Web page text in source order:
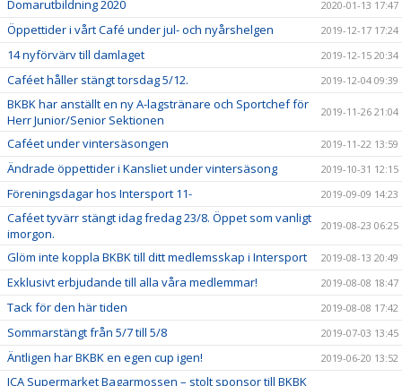
Domarutbildning 2020 2020-01-13 17:47
Öppettider i vårt Café under jul- och nyårshelgen 2019-12-17 17:24
14 nyförvärv till damlaget 2019-12-15 20:34
Caféet håller stängt torsdag 5/12. 2019-12-04 09:39
BKBK har anställt en ny A-lagstränare och Sportchef för
Herr Junior/Senior Sektionen
2019-11-26 21:04
Caféet under vintersäsongen 2019-11-22 13:59
Ändrade öppettider i Kansliet under vintersäsong 2019-10-31 12:15
Föreningsdagar hos Intersport 11- 2019-09-09 14:23
Caféet tyvärr stängt idag fredag 23/8. Öppet som vanligt
imorgon.
2019-08-23 06:25
Glöm inte koppla BKBK till ditt medlemsskap i Intersport 2019-08-13 20:49
Exklusivt erbjudande till alla våra medlemmar! 2019-08-08 18:47
Tack för den här tiden 2019-08-08 17:42
Sommarstängt från 5/7 till 5/8 2019-07-03 13:45
Äntligen har BKBK en egen cup igen! 2019-06-20 13:52
ICA Supermarket Bagarmossen – stolt sponsor till BKBK